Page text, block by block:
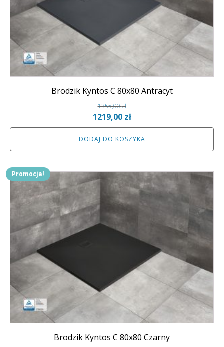
Brodzik Kyntos C 80x80 Antracyt
1355,00zł
Pierwotna
cena
wynosiła:
1355,00 zł.
1219,00 złAktualna
cena
wynosi:
1219,00 zł.
DODAJ DO KOSZYKA
Promocja!
Brodzik Kyntos C 80x80 Czarny